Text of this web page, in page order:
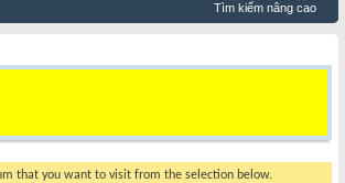
Tìm kiếm nâng cao
that you want to visit from the selection below.